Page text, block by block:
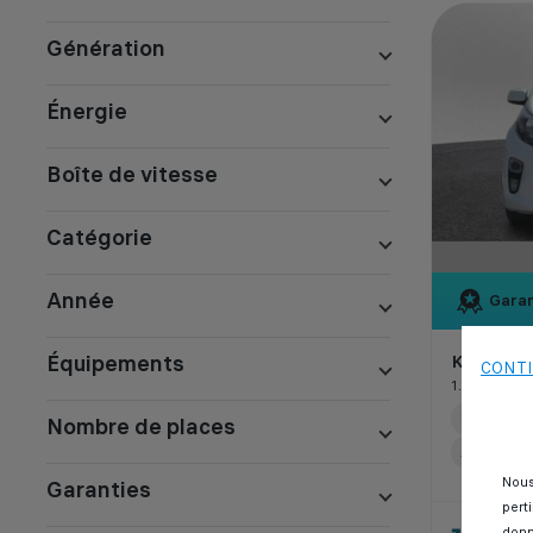
Génération
Énergie
Boîte de vitesse
Catégorie
Année
Équipements
Nombre de places
Garanties
Kia
1.0 MOTION